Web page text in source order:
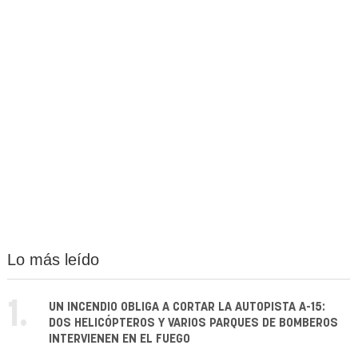
Lo más leído
1.
UN INCENDIO OBLIGA A CORTAR LA AUTOPISTA A-15:
DOS HELICÓPTEROS Y VARIOS PARQUES DE BOMBEROS
INTERVIENEN EN EL FUEGO